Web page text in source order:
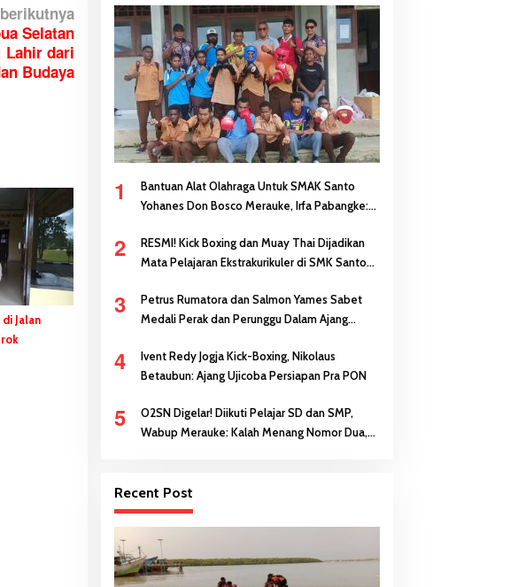
Selatan
Lahir dari
Budaya
Jalan
1
Bantuan Alat Olahraga Untuk SMAK Santo
Yohanes Don Bosco Merauke, Irfa Pabangke:
2
RESMI! Kick Boxing dan Muay Thai Dijadikan
Mata Pelajaran Ekstrakurikuler di SMK Santo
3
Petrus Rumatora dan Salmon Yames Sabet
Medali Perak dan Perunggu Dalam Ajang
4
Ivent Redy Jogja Kick-Boxing, Nikolaus
Betaubun: Ajang Ujicoba Persiapan Pra PON
5
O2SN Digelar! Diikuti Pelajar SD dan SMP,
Wabup Merauke: Kalah Menang Nomor Dua,
Recent Post